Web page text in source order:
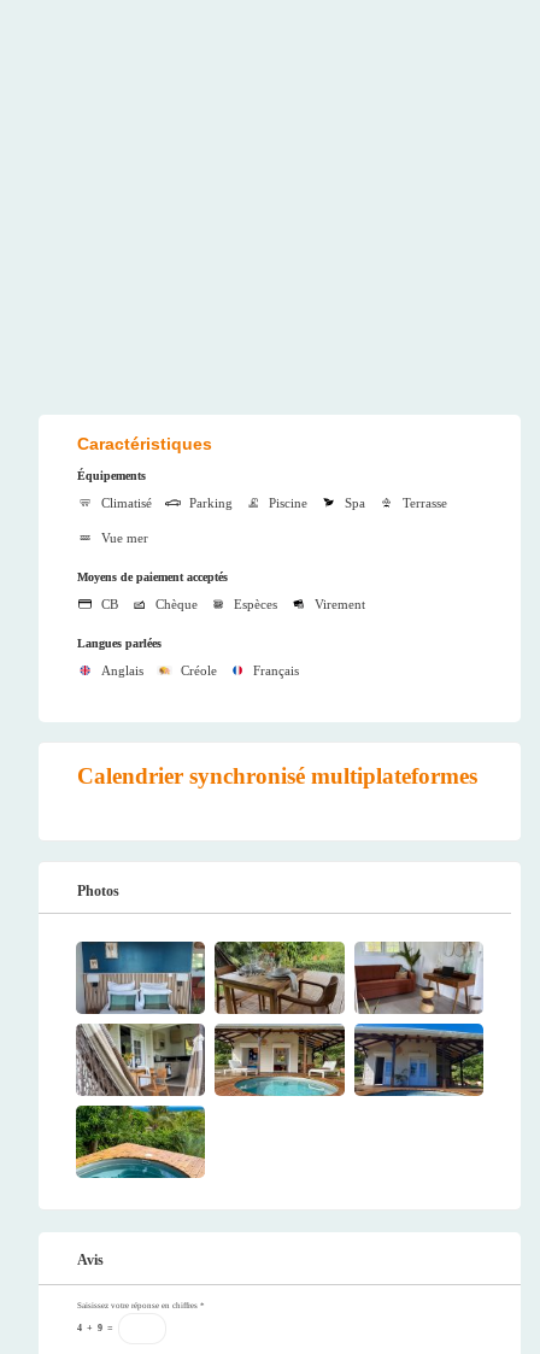
Caractéristiques
Équipements
Climatisé Parking Piscine Spa Terrasse
Vue mer
Moyens de paiement acceptés
CB Chèque Espèces Virement
Langues parlées
Anglais Créole Français
Calendrier synchronisé multiplateformes
Photos
Avis
Saisissez votre réponse en chiffres *
4 + 9 =